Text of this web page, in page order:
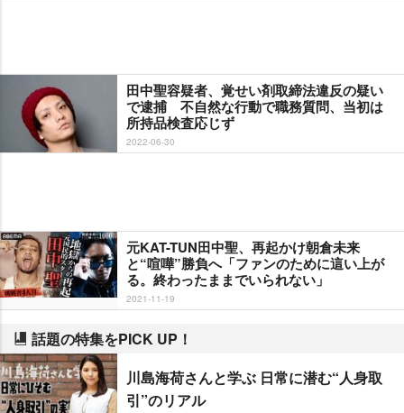
田中聖容疑者、覚せい剤取締法違反の疑い
で逮捕 不自然な行動で職務質問、当初は
所持品検査応じず
2022-06-30
元KAT-TUN田中聖、再起かけ朝倉未来
と“喧嘩”勝負へ「ファンのために這い上が
る。終わったままでいられない」
2021-11-19
話題の特集をPICK UP！
川島海荷さんと学ぶ 日常に潜む“人身取
引”のリアル